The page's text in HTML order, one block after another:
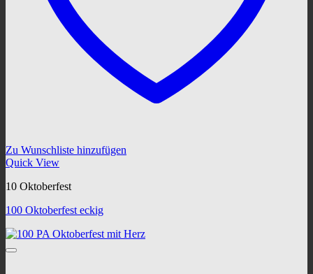
Zu Wunschliste hinzufügen
Quick View
10 Oktoberfest
100 Oktoberfest eckig